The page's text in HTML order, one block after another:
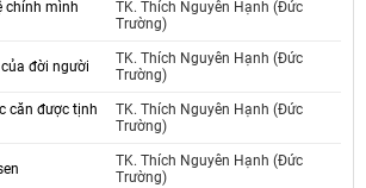
chính mình
TK. Thích Nguyên Hạnh (Đức
Trường)
đời người
TK. Thích Nguyên Hạnh (Đức
Trường)
căn được tịnh
TK. Thích Nguyên Hạnh (Đức
Trường)
TK. Thích Nguyên Hạnh (Đức
Trường)